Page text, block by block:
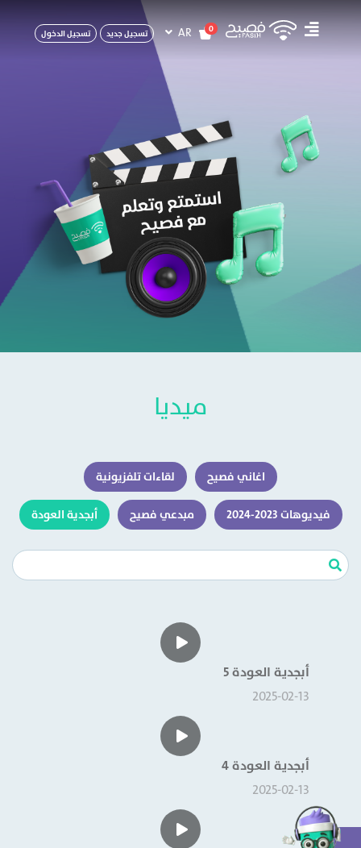
0
AR تسجيل جديد تسجيل الدخول
ميديا
اغاني فصيح لقاءات تلفزيونية
فيديوهات 2023-2024 مبدعي فصيح أبجدية العودة
أبجدية العودة 5
2025-02-13
أبجدية العودة 4
2025-02-13